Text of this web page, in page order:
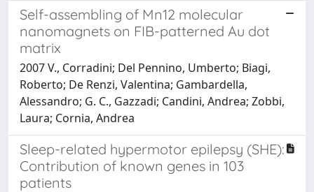
Self-assembling of Mn12 molecular
nanomagnets on FIB-patterned Au dot
matrix
2007 V., Corradini; Del Pennino, Umberto; Biagi,
Roberto; De Renzi, Valentina; Gambardella,
Alessandro; G. C., Gazzadi; Candini, Andrea; Zobbi,
Laura; Cornia, Andrea
Sleep-related hypermotor epilepsy (SHE):
Contribution of known genes in 103
patients